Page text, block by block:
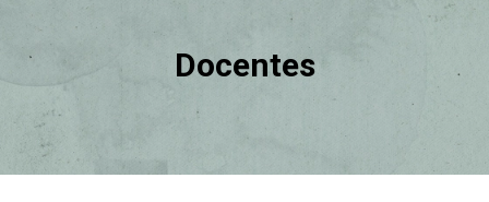
Docentes